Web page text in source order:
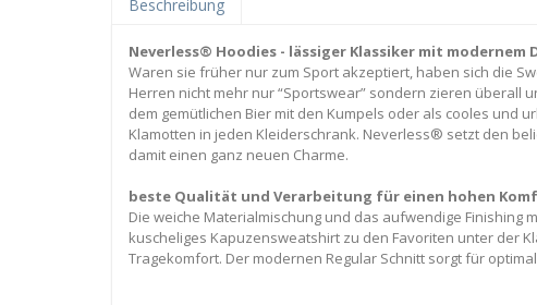
Beschreibung
Neverless® Hoodies - lässiger Klassiker mit modernem
Waren sie früher nur zum Sport akzeptiert, haben sich die
Herren nicht mehr nur “Sportswear” sondern zieren überall
dem gemütlichen Bier mit den Kumpels oder als cooles und
Klamotten in jeden Kleiderschrank. Neverless® setzt den
damit einen ganz neuen Charme.
beste Qualität und Verarbeitung für einen hohen
Die weiche Materialmischung und das aufwendige Finishing
kuscheliges Kapuzensweatshirt zu den Favoriten unter der
Tragekomfort. Der modernen Regular Schnitt sorgt für